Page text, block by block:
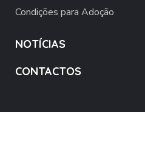
Condições para Adoção
NOTÍCIAS
CONTACTOS